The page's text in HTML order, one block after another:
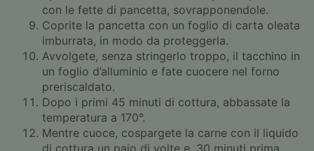
con le fette di pancetta, sovrapponendole.
Coprite la pancetta con un foglio di carta oleata
imburrata, in modo da proteggerla.
Avvolgete, senza stringerlo troppo, il tacchino in
un foglio d’alluminio e fate cuocere nel forno
preriscaldato.
Dopo i primi 45 minuti di cottura, abbassate la
temperatura a 170°.
Mentre cuoce, cospargete la carne con il liquido
di cottura un paio di volte e, 30 minuti prima